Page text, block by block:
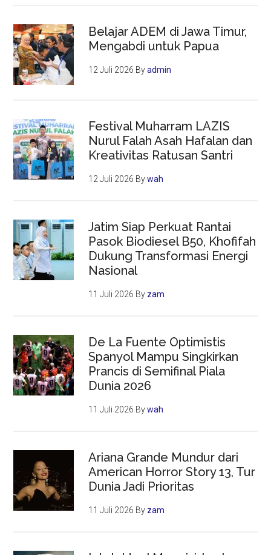
Belajar ADEM di Jawa Timur,
Mengabdi untuk Papua
12 Juli 2026 Byadmin
Festival Muharram LAZIS
Nurul Falah Asah Hafalan dan
Kreativitas Ratusan Santri
12 Juli 2026 Bywah
Jatim Siap Perkuat Rantai
Pasok Biodiesel B50, Khofifah
Dukung Transformasi Energi
Nasional
11 Juli 2026 By zam
De La Fuente Optimistis
Spanyol Mampu Singkirkan
Prancis di Semifinal Piala
Dunia 2026
11 Juli 2026 Bywah
Ariana Grande Mundur dari
American Horror Story 13, Tur
Dunia Jadi Prioritas
11 Juli 2026 By zam